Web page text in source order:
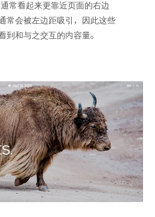
常看起来更靠近页面的右边
常会被左边距吸引，因此这些
到和与之交互的内容量。